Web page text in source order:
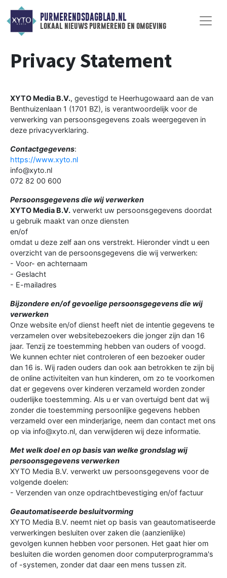
PURMERENDSDAGBLAD.NL
lokaal nieuws purmerend en omgeving
Privacy Statement
XYTO Media B.V., gevestigd te Heerhugowaard aan de van
Benthuizenlaan 1 (1701 BZ), is verantwoordelijk voor de
verwerking van persoonsgegevens zoals weergegeven in
deze privacyverklaring.
Contactgegevens:
https://www.xyto.nl
info@xyto.nl
072 82 00 600
Persoonsgegevens die wij verwerken
XYTO Media B.V. verwerkt uw persoonsgegevens doordat
u gebruik maakt van onze diensten
en/of
omdat u deze zelf aan ons verstrekt. Hieronder vindt u een
overzicht van de persoonsgegevens die wij verwerken:
- Voor- en achternaam
- Geslacht
- E-mailadres
Bijzondere en/of gevoelige persoonsgegevens die wij
verwerken
Onze website en/of dienst heeft niet de intentie gegevens te
verzamelen over websitebezoekers die jonger zijn dan 16
jaar. Tenzij ze toestemming hebben van ouders of voogd.
We kunnen echter niet controleren of een bezoeker ouder
dan 16 is. Wij raden ouders dan ook aan betrokken te zijn bij
de online activiteiten van hun kinderen, om zo te voorkomen
dat er gegevens over kinderen verzameld worden zonder
ouderlijke toestemming. Als u er van overtuigd bent dat wij
zonder die toestemming persoonlijke gegevens hebben
verzameld over een minderjarige, neem dan contact met ons
op via info@xyto.nl, dan verwijderen wij deze informatie.
Met welk doel en op basis van welke grondslag wij
persoonsgegevens verwerken
XYTO Media B.V. verwerkt uw persoonsgegevens voor de
volgende doelen:
- Verzenden van onze opdrachtbevestiging en/of factuur
Geautomatiseerde besluitvorming
XYTO Media B.V. neemt niet op basis van geautomatiseerde
verwerkingen besluiten over zaken die (aanzienlijke)
gevolgen kunnen hebben voor personen. Het gaat hier om
besluiten die worden genomen door computerprogramma's
of -systemen, zonder dat daar een mens tussen zit.